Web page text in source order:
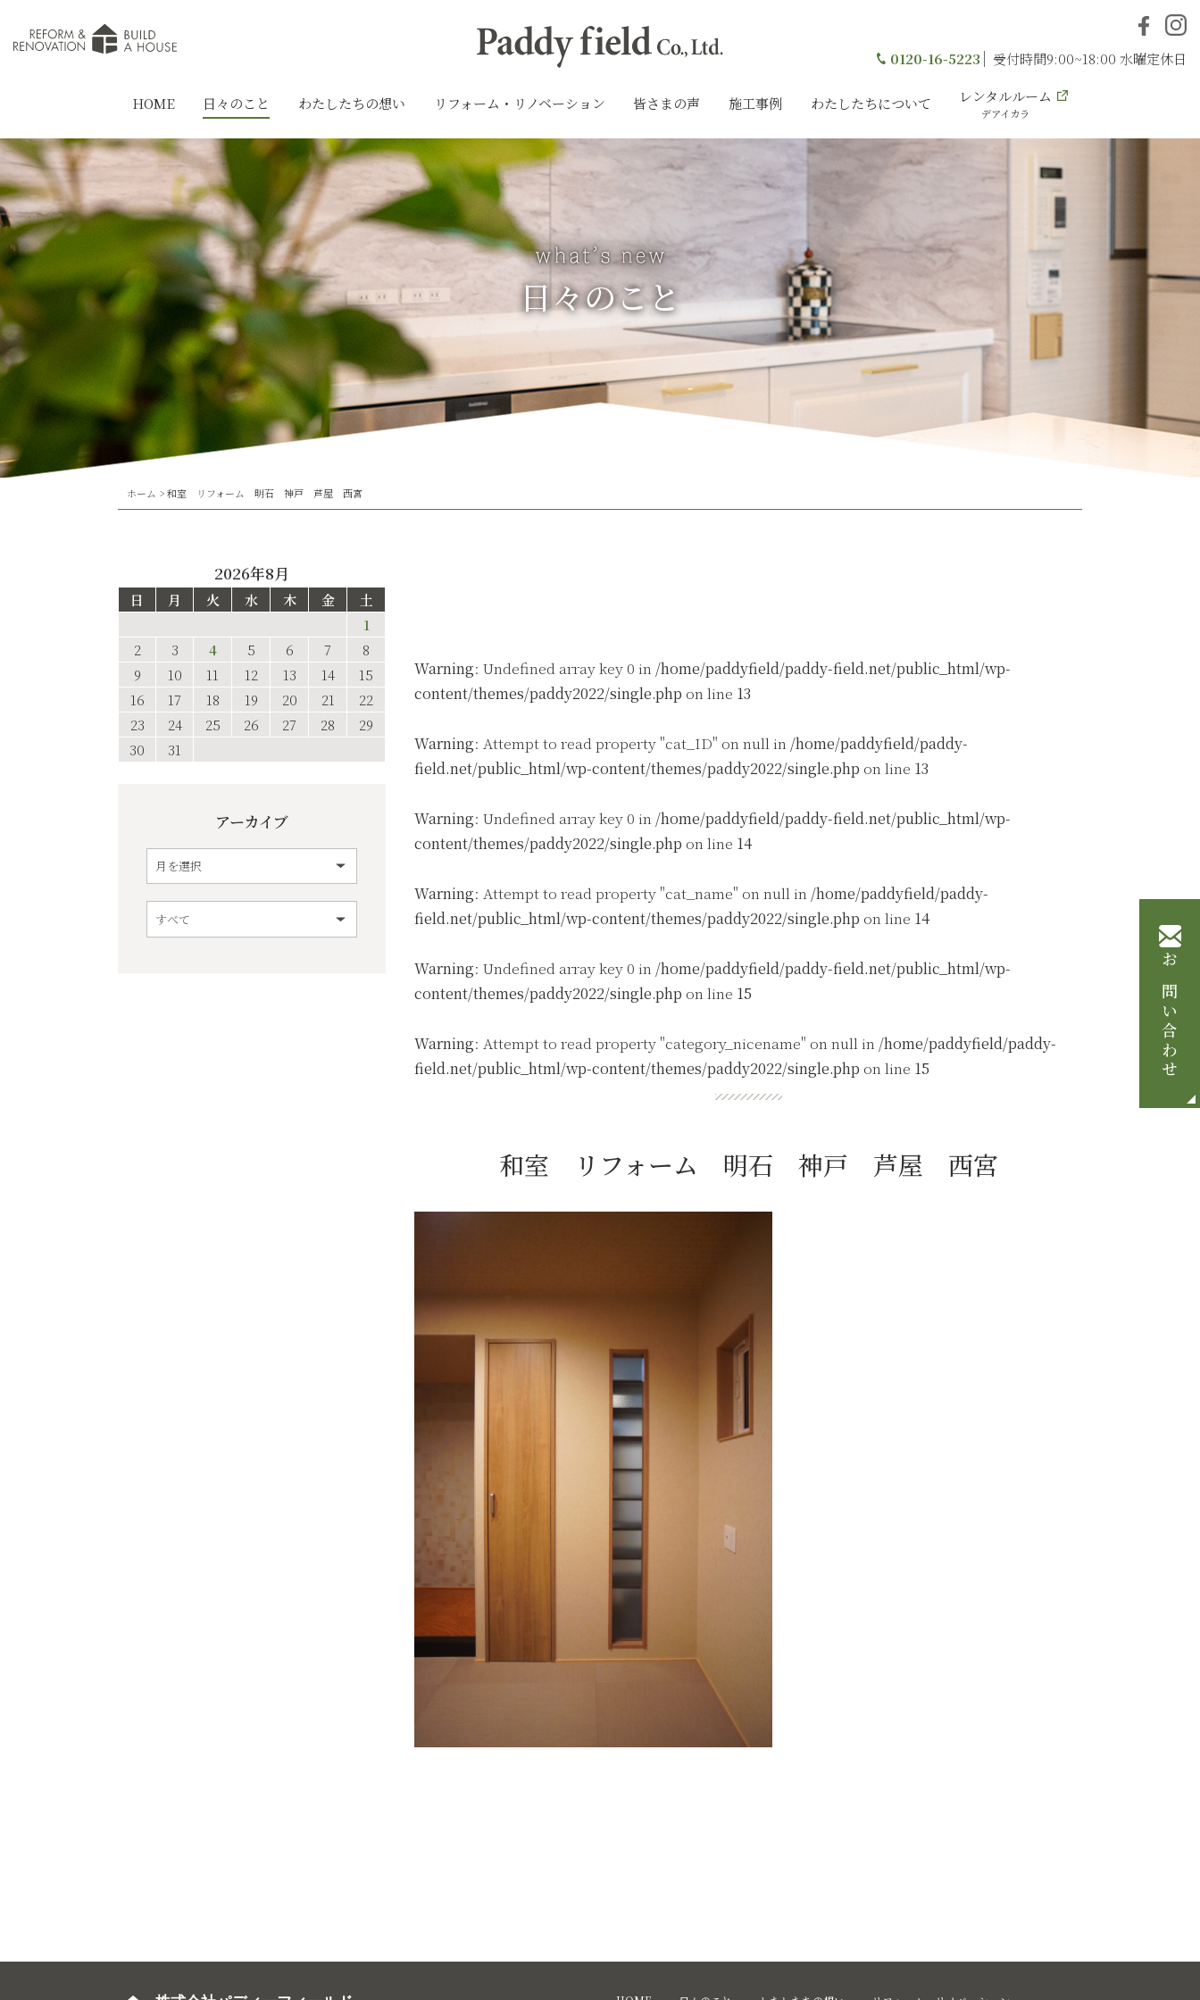
0120-16-5223 受付時間9:00~18:00 水曜定休日
HOME 日々のこと わたしたちの想い リフォーム・リノベーション 皆さまの声 施工事例 わたしたちについて レンタルルーム
デアイカラ
お問い合わせ
日々のこと
ホーム >和室 リフォーム 明石 神戸 芦屋 西宮
Warning: Undefined array key 0 in /home/paddyfield/paddy-field.net/public_html/wp-
content/themes/paddy2022/single.php on line 13
Warning: Attempt to read property "cat_ID" on null in /home/paddyfield/paddy-
field.net/public_html/wp-content/themes/paddy2022/single.php on line 13
Warning: Undefined array key 0 in /home/paddyfield/paddy-field.net/public_html/wp-
content/themes/paddy2022/single.php on line 14
Warning: Attempt to read property "cat_name" on null in /home/paddyfield/paddy-
field.net/public_html/wp-content/themes/paddy2022/single.php on line 14
Warning: Undefined array key 0 in /home/paddyfield/paddy-field.net/public_html/wp-
content/themes/paddy2022/single.php on line 15
Warning: Attempt to read property "category_nicename" on null in /home/paddyfield/paddy-
field.net/public_html/wp-content/themes/paddy2022/single.php on line 15
和室 リフォーム 明石 神戸 芦屋 西宮
2026年8月
日 月 火 水 木 金
土
1
2
3 4 5 6 7
8
9
10 11 12 13 14
15
16
17 18 19 20 21
22
23
24 25 26 27 28
29
30
31
アーカイブ